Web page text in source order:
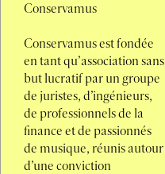
Conservamus
Conservamus est fondée
en tant qu’association sans
but lucratif par un groupe
de juristes, d’ingénieurs,
de professionnels de la
finance et de passionnés
de musique, réunis autour
d’une conviction